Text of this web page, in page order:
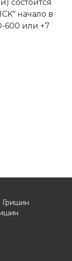
состоится
начало в
600 или +7
Гришин